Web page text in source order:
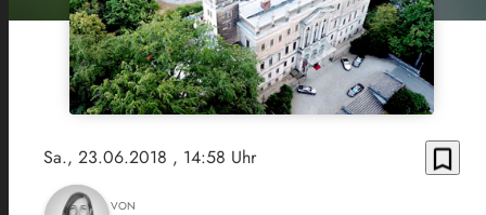
Sa., 23.06.2018 , 14:58 Uhr bookmark_border
VON